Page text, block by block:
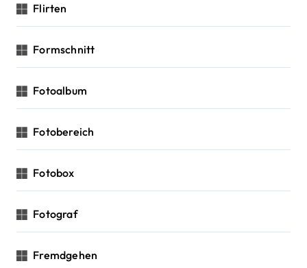
Flirten
Formschnitt
Fotoalbum
Fotobereich
Fotobox
Fotograf
Fremdgehen